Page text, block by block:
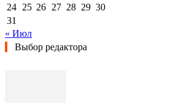
24 25 26 27 28 29 30
31
« Июл
Выбор редактора